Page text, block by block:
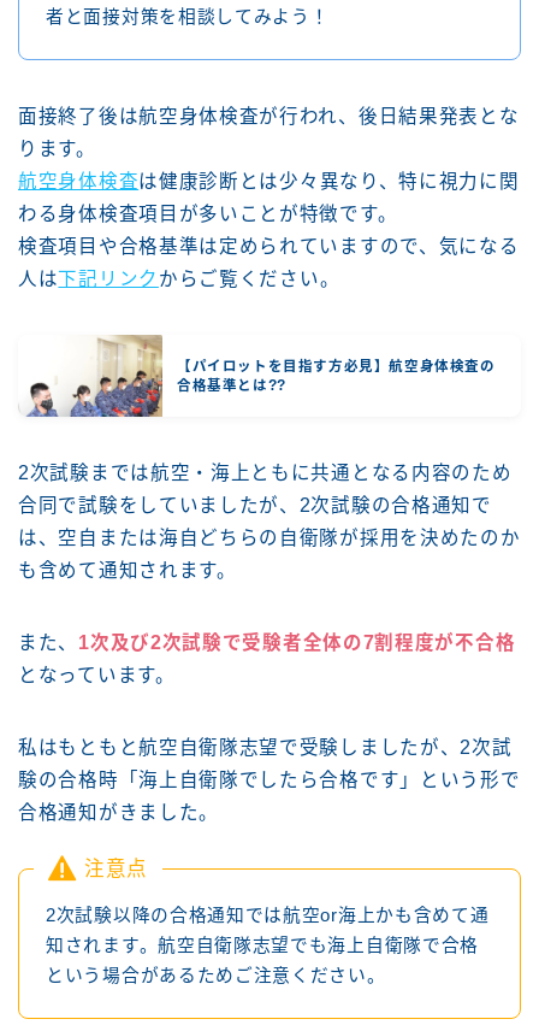
者と面接対策を相談してみよう！
面接終了後は航空身体検査が行われ、後日結果発表とな
ります。
航空身体検査は健康診断とは少々異なり、特に視力に関
わる身体検査項目が多いことが特徴です。
検査項目や合格基準は定められていますので、気になる
人は下記リンク からご覧ください。
【パイロットを目指す方必見】航空身体検査の
合格基準とは??
2次試験までは航空・海上ともに共通となる内容のため
合同で試験をしていましたが、2次試験の合格通知で
は、空自または海自どちらの自衛隊が採用を決めたのか
も含めて通知されます。
また、 1次及び2次試験で受験者全体の7割程度が不合格
となっています。
私はもともと航空自衛隊志望で受験しましたが、2次試
験の合格時「海上自衛隊でしたら合格です」という形で
合格通知がきました。
注意点
2次試験以降の合格通知では航空or海上かも含めて通
知されます。航空自衛隊志望でも海上自衛隊で合格
という場合があるためご注意ください。